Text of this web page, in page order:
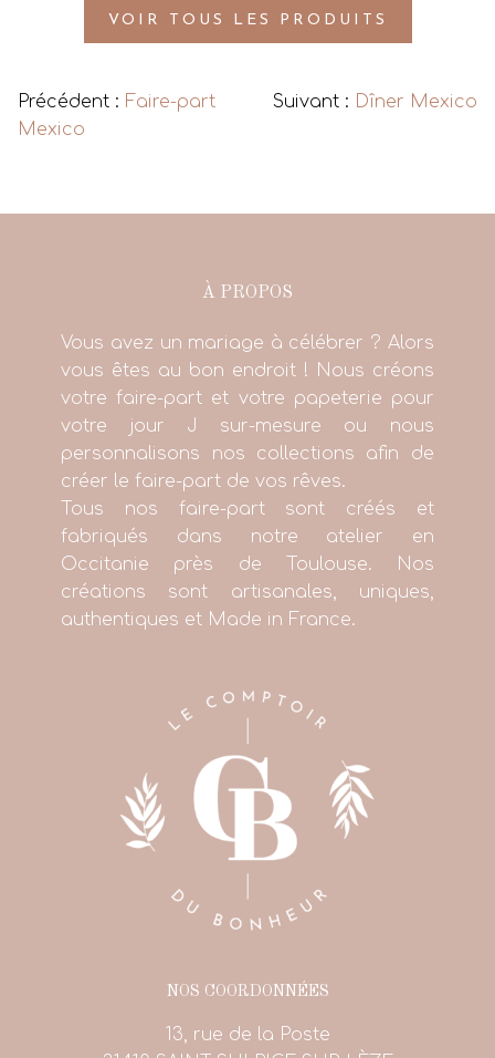
VOIR TOUS LES PRODUITS
Précédent : Faire-part
Mexico
Suivant : Dîner Mexico
À PROPOS
Vous avez un mariage à célébrer ? Alors
vous êtes au bon endroit ! Nous créons
votre faire-part et votre papeterie pour
votre jour J sur-mesure ou nous
personnalisons nos collections afin de
créer le faire-part de vos rêves.
Tous nos faire-part sont créés et
fabriqués dans notre atelier en
Occitanie près de Toulouse. Nos
créations sont artisanales, uniques,
authentiques et Made in France.
NOS COORDONNÉES
13, rue de la Poste